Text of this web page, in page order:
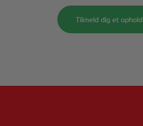
Tilmeld dig et ophold